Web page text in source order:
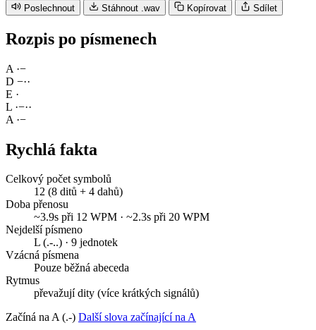
Poslechnout Stáhnout .wav Kopírovat Sdílet
Rozpis po písmenech
A ·−
D −··
E ·
L ·−··
A ·−
Rychlá fakta
Celkový počet symbolů
12 (8 ditů + 4 dahů)
Doba přenosu
~3.9s při 12 WPM · ~2.3s při 20 WPM
Nejdelší písmeno
L (.-..) · 9 jednotek
Vzácná písmena
Pouze běžná abeceda
Rytmus
převažují dity (více krátkých signálů)
Začíná na A (.-) Další slova začínající na A